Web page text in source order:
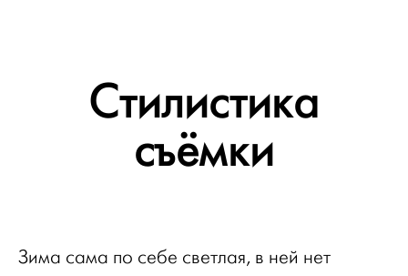
Стилистика
съёмки
Зима сама по себе светлая, в ней нет